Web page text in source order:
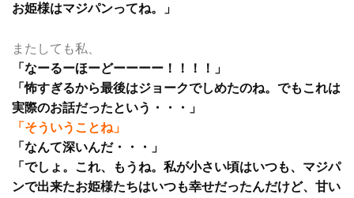
お姫様はマジパンってね。」
またしても私、
「なーるーほーどーーーー！！！！」
「怖すぎるから最後はジョークでしめたのね。でもこれは
実際のお話だったという・・・」
「そういうことね」
「なんて深いんだ・・・」
「でしょ。これ、もうね。私が小さい頃はいつも、マジパ
ンで出来たお姫様たちはいつも幸せだったんだけど、甘い